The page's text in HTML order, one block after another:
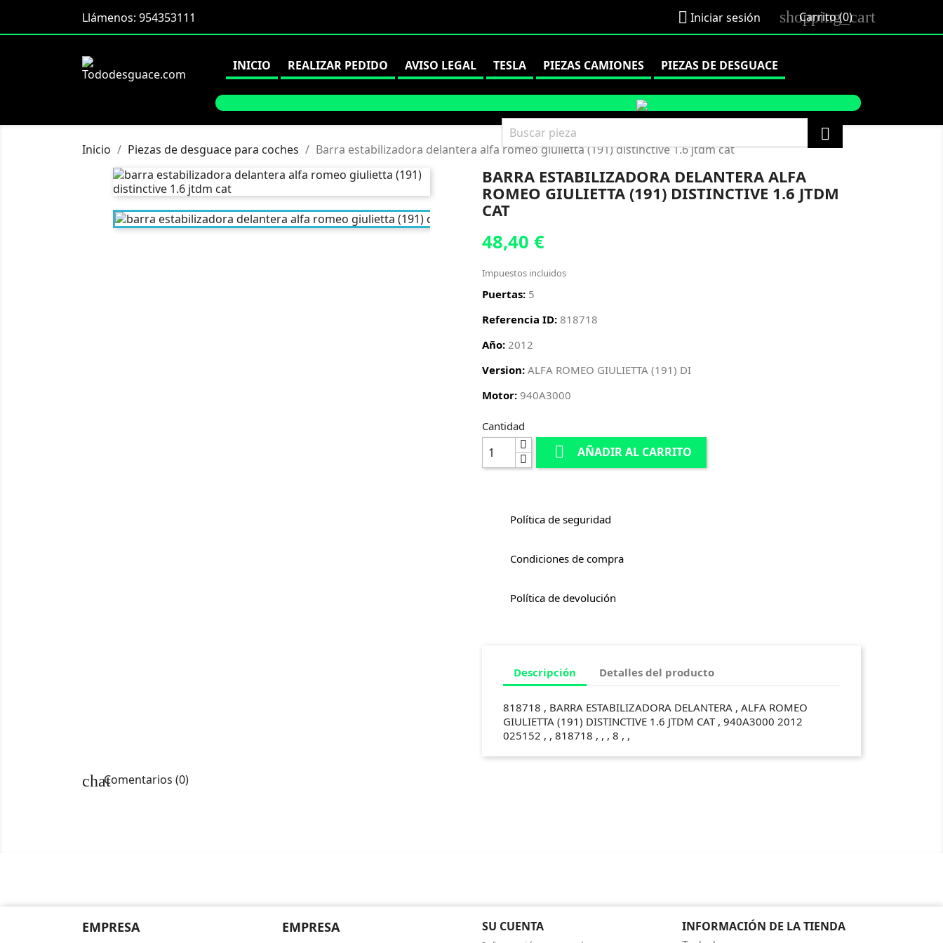
Llámenos: 954353111  Iniciar sesión shopping_cart
Carrito(0)
INICIO REALIZAR PEDIDO AVISO LEGAL TESLA PIEZAS CAMIONES PIEZAS DE DESGUACE

Inicio Piezas de desguace para coches Barra estabilizadora delantera alfa romeo giulietta (191) distinctive 1.6 jtdm cat
BARRA ESTABILIZADORA DELANTERA ALFA
ROMEO GIULIETTA (191) DISTINCTIVE 1.6 JTDM
CAT
48,40 €
Impuestos incluidos
Puertas: 5
Referencia ID: 818718
Año: 2012
Version: ALFA ROMEO GIULIETTA (191) DI
Motor: 940A3000
Cantidad
 AÑADIR AL CARRITO
Política de seguridad
Condiciones de compra
Política de devolución
Descripción Detalles del producto
818718 , BARRA ESTABILIZADORA DELANTERA , ALFA ROMEO
GIULIETTA (191) DISTINCTIVE 1.6 JTDM CAT , 940A3000 2012
025152 , , 818718 , , , 8 , ,
chatComentarios (0)
EMPRESA EMPRESA SU CUENTA
INFORMACIÓN DE LA TIENDA